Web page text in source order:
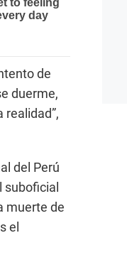
de
duerme,
del Perú
suboficial
muerte de
el